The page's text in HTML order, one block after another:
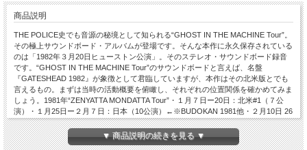
商品説明
THE POLICE史でも音源の秘境として知られる“GHOST IN THE MACHINE Tour”。
その極上サウンドボード・アルバムが登場です。そんな本作に永久保存されている
のは「1982年３月20日ヒューストン公演」。そのステレオ・サウンドボード録音
です。“GHOST IN THE MACHINE Tour”のサウンドボードと言えば、名盤
『GATESHEAD 1982』が象徴として君臨していますが、本作はその北米版とでも
言えるもの。まずは当時の活動概要を俯瞰し、それぞれの位置関係を確かめてみま
しょう。1981年“ZENYATTA MONDATTA Tour”・１月７日ー20日：北米#1（７公
演）・１月25日ー２月７日：日本（10公演）←※BUDOKAN 1981他・２月10日 26
日：オセアニア（10公演）←※MELBOURNE 1981 “GHOST IN THE MACHINE
Tour” ・７月29日＋30日／８月22日＋23日：ウォームアップ（４公演） ・10月１
日ー９日／12月12日ー31日：欧州#1a（17公演）1982年・１月３日ー11日：欧州
▼ 商品説明の続きを見る ▼